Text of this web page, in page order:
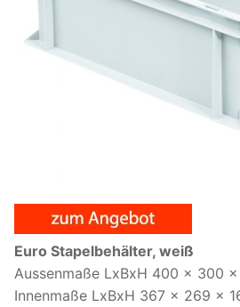
Euro Stapelbehälter, weiß
Aussenmaße LxBxH 400 x 300 x
Innenmaße LxBxH 367 x 269 x